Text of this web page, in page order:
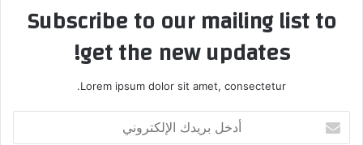
Subscribe to our mailing list to
get the new updates!
Lorem ipsum dolor sit amet, consectetur.
بريدك